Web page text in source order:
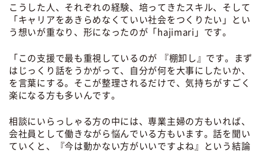
こうした人、それぞれの経験、培ってきたスキル、そして
「キャリアをあきらめなくていい社会をつくりたい」とい
う想いが重なり、形になったのが「hajimari」です。
「この支援で最も重視しているのが 『棚卸し』です。まず
はじっくり話をうかがって、自分が何を大事にしたいか、
を言葉にする。そこが整理されるだけで、気持ちがすごく
楽になる方も多いんです。
相談にいらっしゃる方の中には、専業主婦の方もいれば、
会社員として働きながら悩んでいる方もいます。話を聞い
ていくと、『今は動かない方がいいですよね』という結論